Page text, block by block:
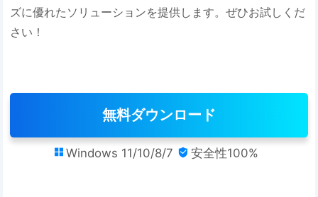
ズに優れたソリューションを提供します。ぜひお試しくだ
さい！
無料ダウンロード
 Windows 11/10/8/7  安全性100%